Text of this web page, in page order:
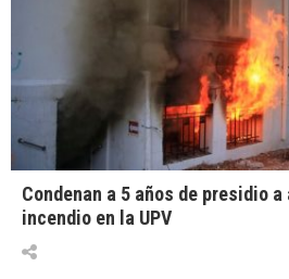
Condenan a 5 años de presidio
incendio en la UPV